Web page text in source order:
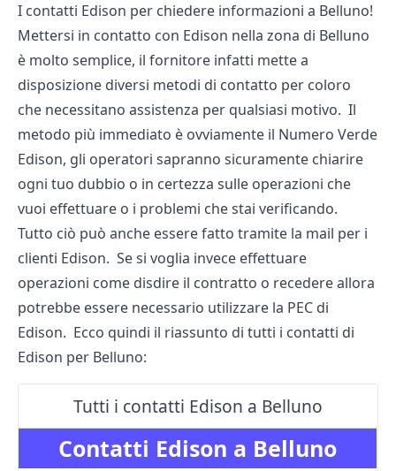
I contatti Edison per chiedere informazioni a Belluno!
Mettersi in contatto con Edison nella zona di Belluno
è molto semplice, il fornitore infatti mette a
disposizione diversi metodi di contatto per coloro
che necessitano assistenza per qualsiasi motivo. Il
metodo più immediato è ovviamente il Numero Verde
Edison, gli operatori sapranno sicuramente chiarire
ogni tuo dubbio o in certezza sulle operazioni che
vuoi effettuare o i problemi che stai verificando.
Tutto ciò può anche essere fatto tramite la mail per i
clienti Edison. Se si voglia invece effettuare
operazioni come disdire il contratto o recedere allora
potrebbe essere necessario utilizzare la PEC di
Edison. Ecco quindi il riassunto di tutti i contatti di
Edison per Belluno:
Tutti i contatti Edison a Belluno
Contatti Edison a Belluno